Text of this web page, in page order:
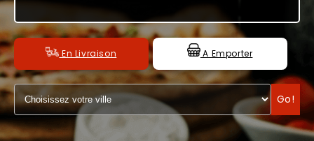
En Livraison A Emporter
Go!